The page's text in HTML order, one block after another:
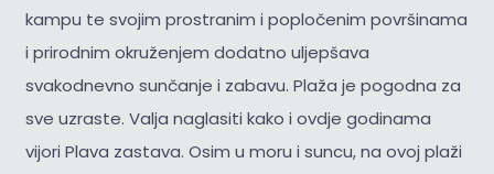
kampu te svojim prostranim i popločenim površinama
i prirodnim okruženjem dodatno uljepšava
svakodnevno sunčanje i zabavu. Plaža je pogodna za
sve uzraste. Valja naglasiti kako i ovdje godinama
vijori Plava zastava. Osim u moru i suncu, na ovoj plaži